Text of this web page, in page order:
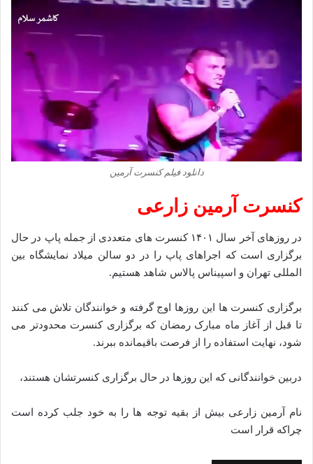
دانلود فیلم کنسرت آرمین
کنسرت آرمین زارعی
در روز‌های آخر سال ۱۴۰۱ کنسرت‌ های متعددی از جمله پاپ در حال
برگزاری است که اجرا‌های پاپ را در دو سالن میلاد نمایشگاه بین
المللی تهران و اسپیناس پالاس شاهد هستیم.
برگزاری کنسرت‌ ها این روز‌ها اوج گرفته و خوانندگان تلاش می‌ کنند
تا قبل از آغاز ماه مبارک رمضان که برگزاری کنسرت محدودتر می‌
شود، نهایت استفاده را از فرصت باقیمانده ببرند.
دربین خوانندگانی که این روزها در حال برگزاری کنسرتشان هستند،
نام آرمین زارعی بیش از بقیه توجه ها را به خود جلب کرده است
چراکه قرار است